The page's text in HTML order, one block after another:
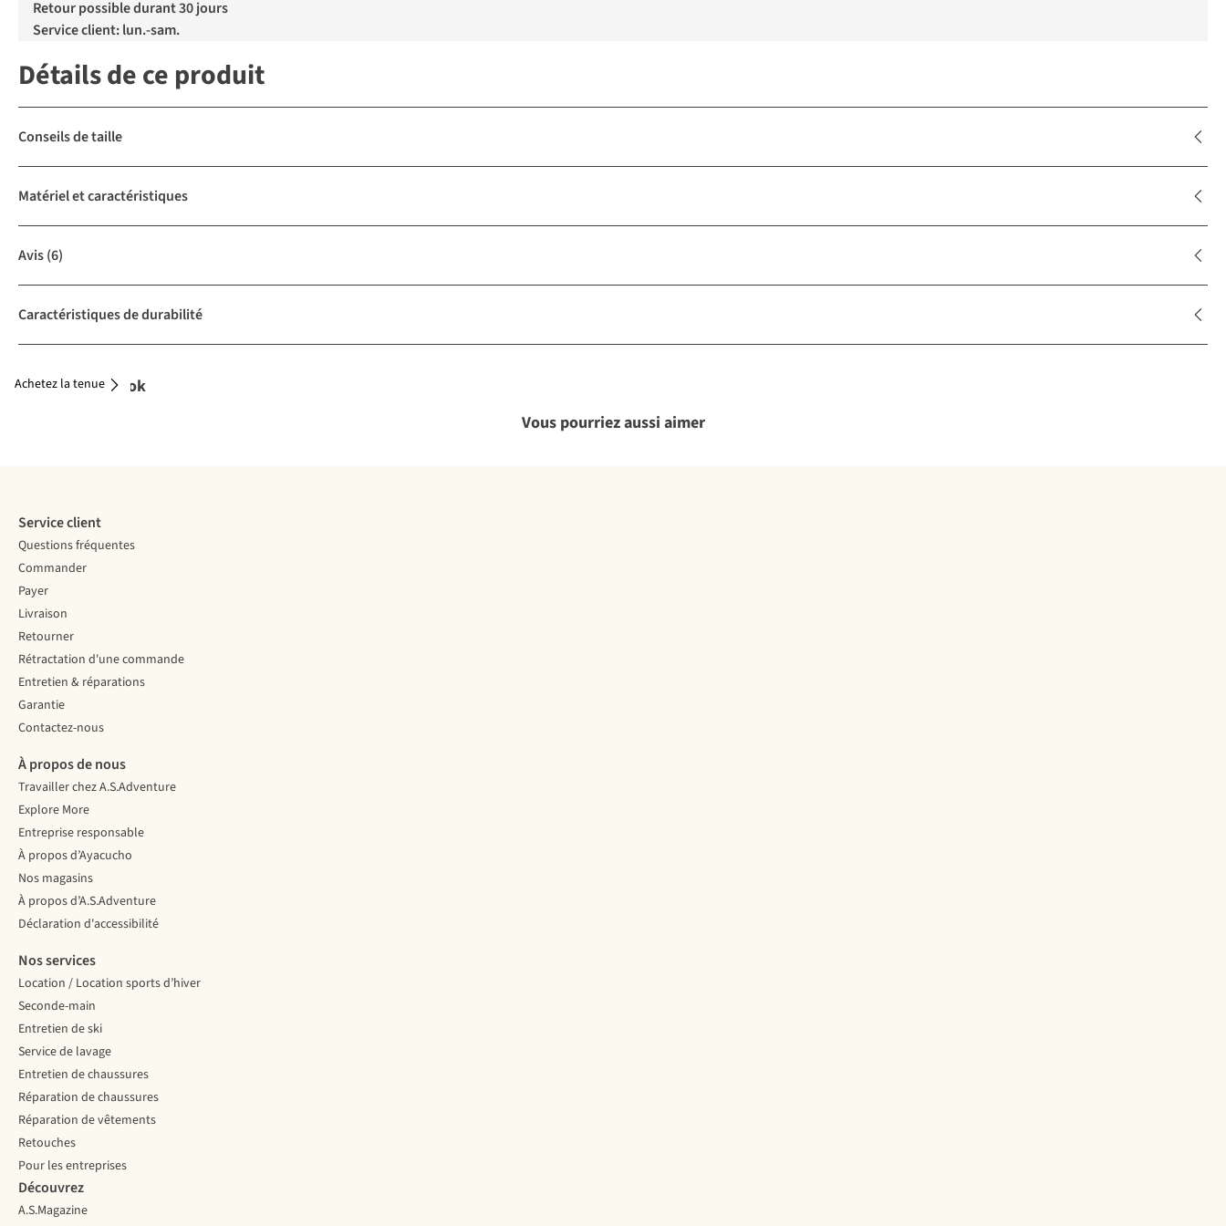
Retour possible durant 30 jours
Service client: lun.-sam.
Détails de ce produit
Conseils de taille
Matériel et caractéristiques
Avis(6)
Caractéristiques de durabilité
Complétez le look
Achetez la tenue
Vous pourriez aussi aimer
Service client
Questions fréquentes
Commander
Payer
Livraison
Retourner
Rétractation d'une commande
Entretien & réparations
Garantie
Contactez-nous
À propos de nous
Travailler chez A.S.Adventure
Explore More
Entreprise responsable
À propos d’Ayacucho
Nos magasins
À propos d’A.S.Adventure
Déclaration d'accessibilité
Nos services
Location / Location sports d’hiver
Seconde-main
Entretien de ski
Service de lavage
Entretien de chaussures
Réparation de chaussures
Réparation de vêtements
Retouches
Pour les entreprises
Découvrez
A.S.Magazine